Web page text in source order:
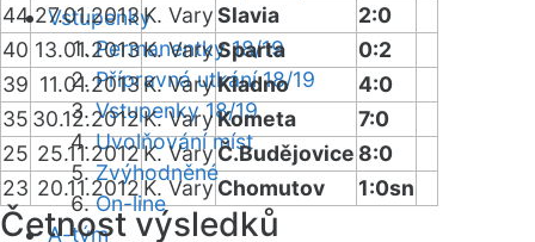
Vstupenky
Permanentky 18/19
Přípravná utkání 18/19
Vstupenky 18/19
Uvolňování míst
Zvýhodněné
On-line
A-tým
44 27.01.2013K. VarySlavia
2:0
40 13.01.2013K. VarySparta
0:2
39 11.01.2013K. VaryKladno
4:0
35 30.12.2012K. VaryKometa
7:0
25 25.11.2012K. Vary Č.Budějovice 8:0
23 20.11.2012 K. VaryChomutov 1:0sn
Četnost výsledků